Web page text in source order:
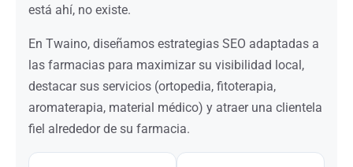
está ahí, no existe.
En Twaino, diseñamos estrategias SEO adaptadas a
las farmacias para maximizar su visibilidad local,
destacar sus servicios (ortopedia, fitoterapia,
aromaterapia, material médico) y atraer una clientela
fiel alrededor de su farmacia.